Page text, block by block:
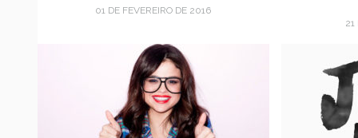
01 DE FEVEREIRO DE 2016
21